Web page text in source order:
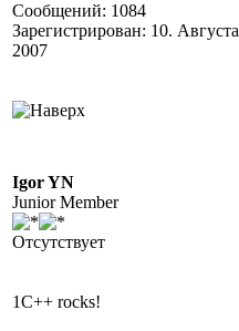
Сообщений: 1084
Зарегистрирован: 10. Августа
2007
Igor YN
Junior Member
Отсутствует
1C++ rocks!